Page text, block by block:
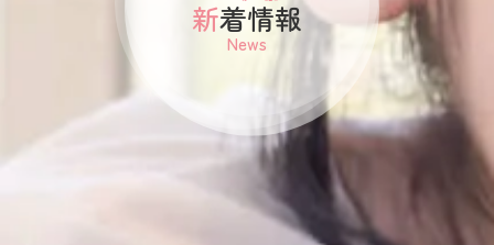
新着情報
News